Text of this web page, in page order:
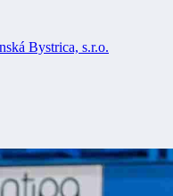
Bystrica, s.r.o.